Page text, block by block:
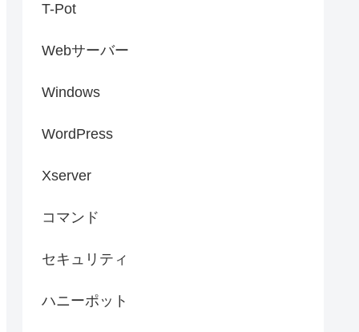
T-Pot
Webサーバー
Windows
WordPress
Xserver
コマンド
セキュリティ
ハニーポット